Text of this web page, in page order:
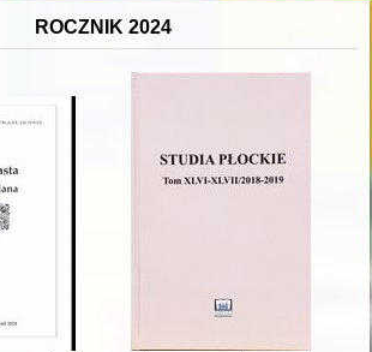
ROCZNIK 2024